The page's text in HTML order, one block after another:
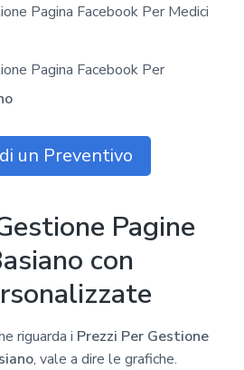
Pagina Facebook Per Medici
Pagina Facebook Per
un Preventivo
Pagine
con
riguarda i Prezzi Per Gestione
, vale a dire le grafiche.